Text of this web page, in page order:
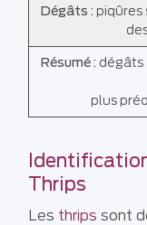
Dégâts : piqûres
Résumé : dégâts
plus
Thrips
Les thrips sont